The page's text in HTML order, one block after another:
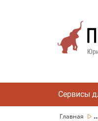
Сервисы
Главная